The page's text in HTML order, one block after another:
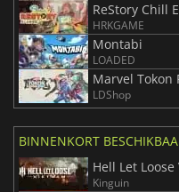
ReStory Chill
HRKGAME
Montabi
LOADED
Marvel Tokon
LDShop
BINNENKORT
Hell Let
Kinguin